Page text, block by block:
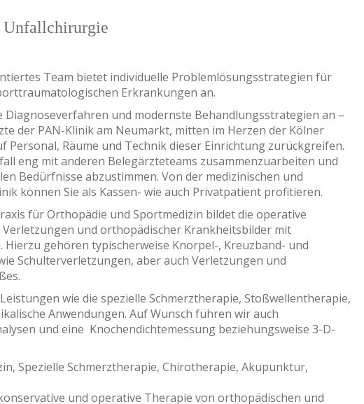
Unfallchirurgie
Team bietet individuelle Problemlösungsstrategien für
Erkrankungen an.
Diagnoseverfahren und modernste Behandlungsstrategien an –
der PAN-Klinik am Neumarkt, mitten im Herzen der Kölner
Personal, Räume und Technik dieser Einrichtung zurückgreifen.
eng mit anderen Belegärzteteams zusammenzuarbeiten und
Bedürfnisse abzustimmen. Von der medizinischen und
können Sie als Kassen- wie auch Privatpatient profitieren.
für Orthopädie und Sportmedizin bildet die operative
und orthopädischer Krankheitsbilder mit
gehören typischerweise Knorpel-, Kreuzband- und
Schulterverletzungen, aber auch Verletzungen und
wie die spezielle Schmerztherapie, Stoßwellentherapie,
Anwendungen. Auf Wunsch führen wir auch
und eine Knochendichtemessung beziehungsweise 3-D-
Spezielle Schmerztherapie, Chirotherapie, Akupunktur,
und operative Therapie von orthopädischen und